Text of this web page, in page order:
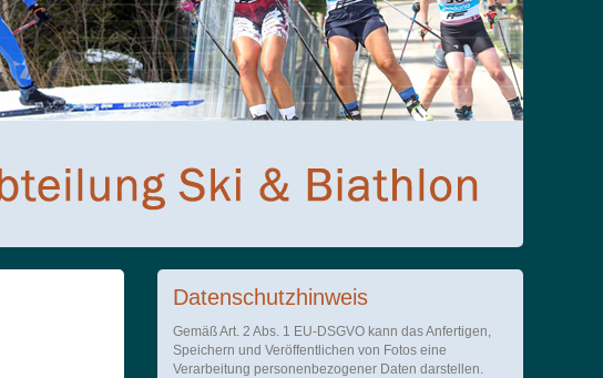
Datenschutzhinweis
Gemäß Art. 2 Abs. 1 EU-DSGVO kann das Anfertigen,
Speichern und Veröffentlichen von Fotos eine
Verarbeitung personenbezogener Daten darstellen.